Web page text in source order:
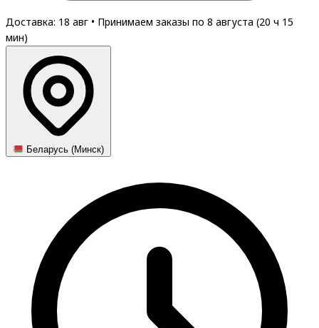
Доставка: 18 авг • Принимаем заказы по 8 августа (20 ч 15
мин)
Беларусь (Минск)